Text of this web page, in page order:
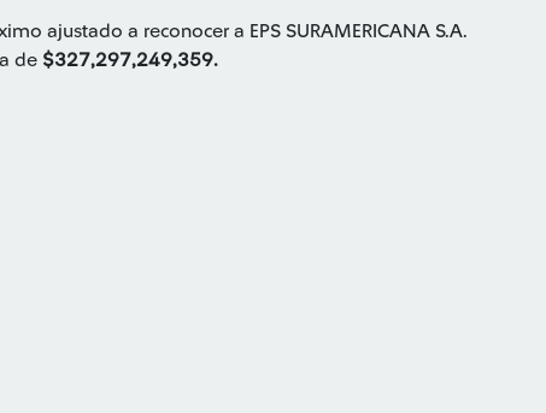
ajustado a reconocer a EPS SURAMERICANA S.A.
de $327,297,249,359.